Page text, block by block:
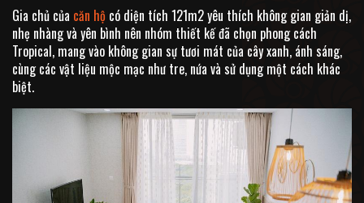
Gia chủ của căn hộ có diện tích 121m2 yêu thích không gian giản dị,
nhẹ nhàng và yên bình nên nhóm thiết kế đã chọn phong cách
Tropical, mang vào không gian sự tươi mát của cây xanh, ánh sáng,
cùng các vật liệu mộc mạc như tre, nứa và sử dụng một cách khác
biệt.